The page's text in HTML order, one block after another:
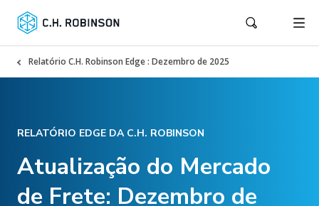
Relatório C.H. Robinson Edge : Dezembro de 2025
RELATÓRIO EDGE DA C.H. ROBINSON
Atualização do Mercado
de Frete: Dezembro de